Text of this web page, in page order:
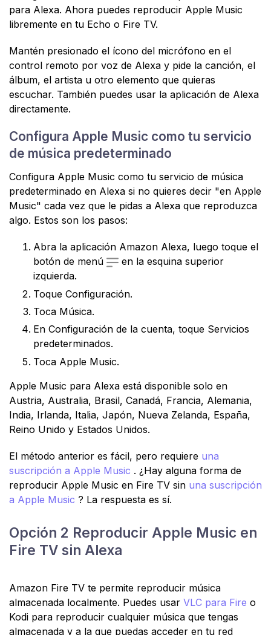
para Alexa. Ahora puedes reproducir Apple Music
libremente en tu Echo o Fire TV.
Mantén presionado el ícono del micrófono en el
control remoto por voz de Alexa y pide la canción, el
álbum, el artista u otro elemento que quieras
escuchar. También puedes usar la aplicación de Alexa
directamente.
Configura Apple Music como tu servicio
de música predeterminado
Configura Apple Music como tu servicio de música
predeterminado en Alexa si no quieres decir "en Apple
Music" cada vez que le pidas a Alexa que reproduzca
algo. Estos son los pasos:
Abra la aplicación Amazon Alexa, luego toque el
botón de menú
en la esquina superior
izquierda.
Toque Configuración.
Toca Música.
En Configuración de la cuenta, toque Servicios
predeterminados.
Toca Apple Music.
Apple Music para Alexa está disponible solo en
Austria, Australia, Brasil, Canadá, Francia, Alemania,
India, Irlanda, Italia, Japón, Nueva Zelanda, España,
Reino Unido y Estados Unidos.
El método anterior es fácil, pero requiere una
suscripción a Apple Music . ¿Hay alguna forma de
reproducir Apple Music en Fire TV sin una suscripción
a Apple Music ? La respuesta es sí.
Opción 2 Reproducir Apple Music en
Fire TV sin Alexa
Amazon Fire TV te permite reproducir música
almacenada localmente. Puedes usar VLC para Fire o
Kodi para reproducir cualquier música que tengas
almacenada y a la que puedas acceder en tu red